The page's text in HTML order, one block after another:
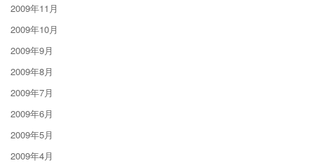
2009年11月
2009年10月
2009年9月
2009年8月
2009年7月
2009年6月
2009年5月
2009年4月